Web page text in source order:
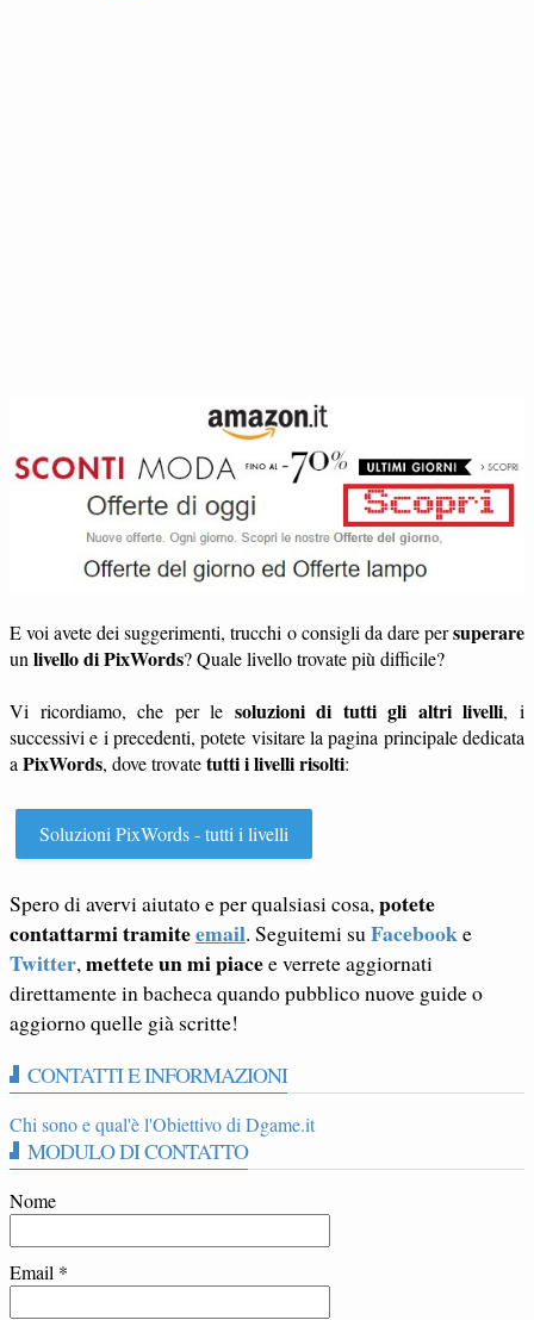
E voi avete dei suggerimenti, trucchi o consigli da dare persuperare
un livello di PixWords? Quale livello trovate più difficile?
Vi ricordiamo, che per le soluzioni di tutti gli altri livelli, i
successivi e i precedenti, potete visitare la pagina principale dedicata
a PixWords, dove trovatetutti i livelli risolti:
Soluzioni PixWords - tutti i livelli
Spero di avervi aiutato e per qualsiasi cosa,potete
contattarmi tramiteemail. Seguitemi suFacebooke
Twitter,mettete un mi piacee verrete aggiornati
direttamente in bacheca quando pubblico nuove guide o
aggiorno quelle già scritte!
CONTATTI E INFORMAZIONI
Chi sono e qual'è l'Obiettivo di Dgame.it
MODULO DI CONTATTO
Nome
Email *